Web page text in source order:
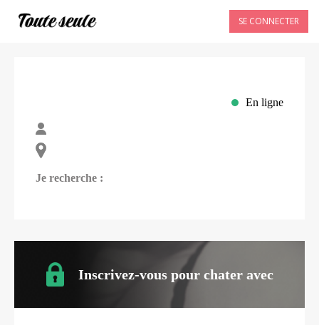
SE CONNECTER
En ligne
Je recherche :
Inscrivez-vous pour chater avec